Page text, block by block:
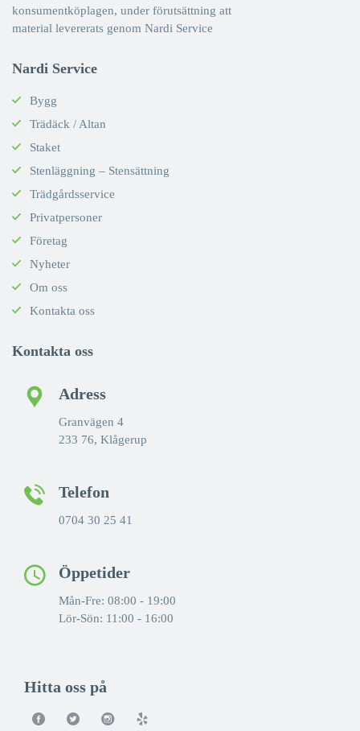
konsumentköplagen, under förutsättning att
material levererats genom Nardi Service
Nardi Service
Bygg
Trädäck / Altan
Staket
Stenläggning – Stensättning
Trädgårdsservice
Privatpersoner
Företag
Nyheter
Om oss
Kontakta oss
Kontakta oss
Adress
Granvägen 4
233 76, Klågerup
Telefon
0704 30 25 41
Öppetider
Mån-Fre: 08:00 - 19:00
Lör-Sön: 11:00 - 16:00
Hitta oss på